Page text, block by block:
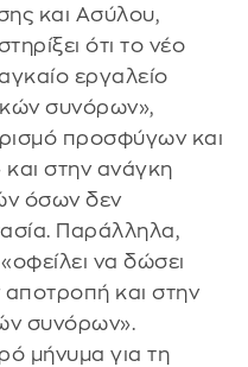
και Ασύλου,
ότι το νέο
εργαλείο
συνόρων»,
προσφύγων και
στην ανάγκη
όσων δεν
Παράλληλα,
να δώσει
και στην
συνόρων».
μήνυμα για τη